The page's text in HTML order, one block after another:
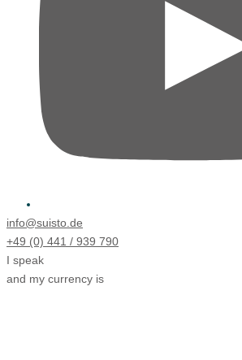
info@suisto.de
+49 (0) 441 / 939 790
I speak
and my currency is